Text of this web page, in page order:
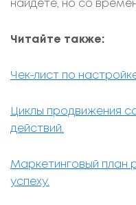
найдете, но со
Читайте также:
Чек-лист по
Циклы продвижения
действий.
Маркетинговый план
успеху.